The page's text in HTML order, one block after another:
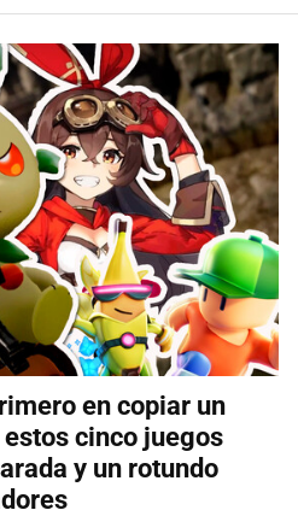
en copiar un
cinco juegos
y un rotundo